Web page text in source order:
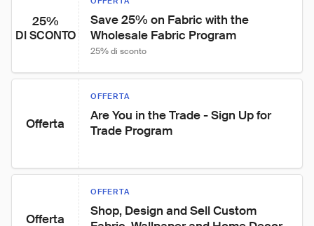
25%
DI SCONTO
Save 25% on Fabric with the
Wholesale Fabric Program
25% di sconto
Offerta
OFFERTA
Are You in the Trade - Sign Up for
Trade Program
Offerta
OFFERTA
Shop, Design and Sell Custom